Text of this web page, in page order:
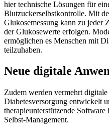
hier technische Lösungen für
Blutzuckerselbstkontrolle. Mit
Glukosemessung kann zu jeder
der Glukosewerte erfolgen.
ermöglichen es Menschen mit
teilzuhaben.
Neue digitale
Zudem werden vermehrt
Diabetesversorgung entwickelt
therapieunterstützende
Selbst-Management.